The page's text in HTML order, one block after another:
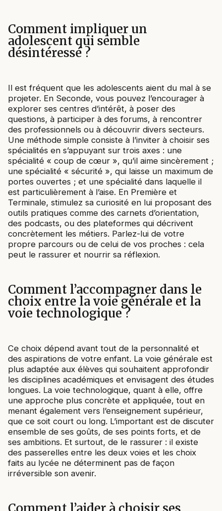
Comment impliquer un
adolescent qui semble
désintéressé ?
Il est fréquent que les adolescents aient du mal à se
projeter. En Seconde, vous pouvez l’encourager à
explorer ses centres d’intérêt, à poser des
questions, à participer à des forums, à rencontrer
des professionnels ou à découvrir divers secteurs.
Une méthode simple consiste à l’inviter à choisir ses
spécialités en s’appuyant sur trois axes : une
spécialité « coup de cœur », qu’il aime sincèrement ;
une spécialité « sécurité », qui laisse un maximum de
portes ouvertes ; et une spécialité dans laquelle il
est particulièrement à l’aise. En Première et
Terminale, stimulez sa curiosité en lui proposant des
outils pratiques comme des carnets d’orientation,
des podcasts, ou des plateformes qui décrivent
concrètement les métiers. Parlez-lui de votre
propre parcours ou de celui de vos proches : cela
peut le rassurer et nourrir sa réflexion.
Comment l’accompagner dans le
choix entre la voie générale et la
voie technologique ?
Ce choix dépend avant tout de la personnalité et
des aspirations de votre enfant. La voie générale est
plus adaptée aux élèves qui souhaitent approfondir
les disciplines académiques et envisagent des études
longues. La voie technologique, quant à elle, offre
une approche plus concrète et appliquée, tout en
menant également vers l’enseignement supérieur,
que ce soit court ou long. L’important est de discuter
ensemble de ses goûts, de ses points forts, et de
ses ambitions. Et surtout, de le rassurer : il existe
des passerelles entre les deux voies et les choix
faits au lycée ne déterminent pas de façon
irréversible son avenir.